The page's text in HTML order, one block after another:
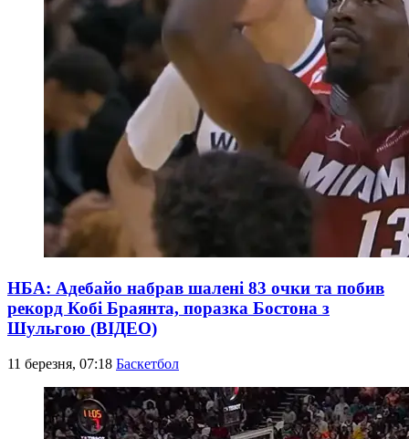
НБА: Адебайо набрав шалені 83 очки та побив
рекорд Кобі Браянта, поразка Бостона з
Шульгою (ВІДЕО)
11 березня, 07:18 Баскетбол